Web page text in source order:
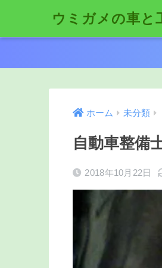
ウミガメの車と
ホーム 未分類
自動車整備
2018年10月22日